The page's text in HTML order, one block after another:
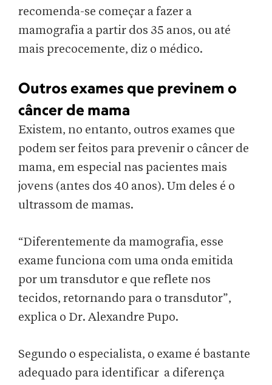
recomenda-se começar a fazer a
mamografia a partir dos 35 anos, ou até
mais precocemente, diz o médico.
Outros exames que previnem o
câncer de mama
Existem, no entanto, outros exames que
podem ser feitos para prevenir o câncer de
mama, em especial nas pacientes mais
jovens (antes dos 40 anos). Um deles é o
ultrassom de mamas.
“Diferentemente da mamografia, esse
exame funciona com uma onda emitida
por um transdutor e que reflete nos
tecidos, retornando para o transdutor”,
explica o Dr. Alexandre Pupo.
Segundo o especialista, o exame é bastante
adequado para identificar a diferença